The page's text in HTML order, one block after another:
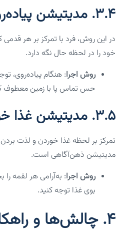
۳.۴. مدیتیشن پیاده‌روی
در این روش، فرد با تمرکز بر هر
خود را در لحظه حال نگه دارد.
روش اجرا: هنگام پیاده‌روی،
حس تماس پا با زمین معطوف
۳.۵. مدیتیشن غذا خوردن
تمرکز بر لحظه غذا خوردن و لذت
مدیتیشن ذهن‌آگاهی است.
روش اجرا: به‌آرامی هر لقمه
بوی غذا توجه کنید.
۴. چالش‌ها و